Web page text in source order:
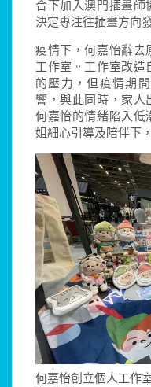
合下加入澳門插畫師
決定專注往插畫方向
疫情下，何嘉怡辭去
工作室。工作室改造
的壓力，但疫情期
響，與此同時，家人
何嘉怡的情緒陷入低
姐細心引導及陪伴下
何嘉怡創立個人工作